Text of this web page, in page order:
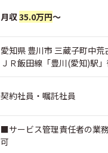
月収35.0万円～
愛知県 豊川市 三蔵子町中荒
ＪＲ飯田線「豊川(愛知)駅
契約社員・嘱託社員
■サービス管理責任者の業
可